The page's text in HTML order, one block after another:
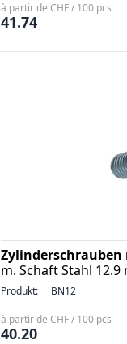
à partir de CHF / 100 pcs
41.74
m. Schaft Stahl
Produkt: BN12
à partir de CHF / 100 pcs
40.20